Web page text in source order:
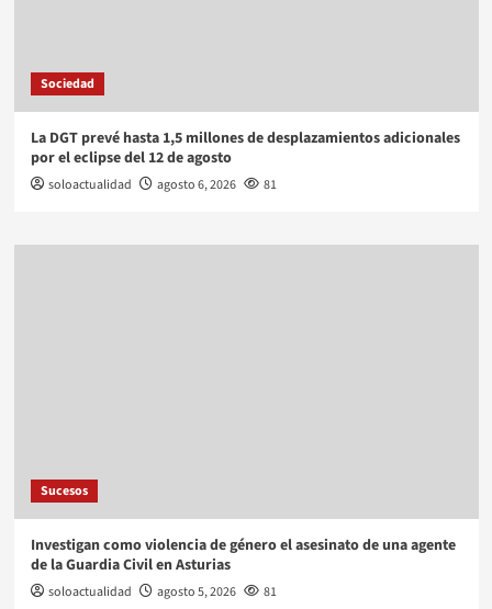
Sociedad
La DGT prevé hasta 1,5 millones de desplazamientos adicionales
por el eclipse del 12 de agosto
soloactualidad agosto 6, 2026 81
Sucesos
Investigan como violencia de género el asesinato de una agente
de la Guardia Civil en Asturias
soloactualidad agosto 5, 2026 81